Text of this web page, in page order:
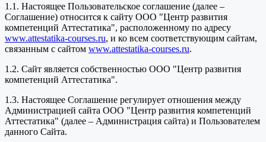
1.1. Настоящее Пользовательское соглашение (далее –
Соглашение) относится к сайту ООО "Центр развития
компетенций Аттестатика", расположенному по адресу
www.attestatika-courses.ru, и ко всем соответствующим сайтам,
связанным с сайтом www.attestatika-courses.ru.
1.2. Сайт является собственностью ООО "Центр развития
компетенций Аттестатика".
1.3. Настоящее Соглашение регулирует отношения между
Администрацией сайта ООО "Центр развития компетенций
Аттестатика" (далее – Администрация сайта) и Пользователем
данного Сайта.